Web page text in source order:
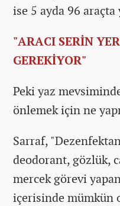
ise 5 ayda 96 araçta
"ARACI SERİN
GEREKİYOR"
Peki yaz
önlemek için ne
Sarraf,
deodorant, gözlük,
mercek görevi
içerisinde mümkün